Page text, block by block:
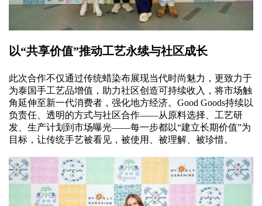
以“共享价值”推动工艺永续与社区成长
此次合作不仅通过传统蜡染布展现当代时尚魅力，更致力于
为泰国手工艺品增值，助力社区创造可持续收入，将市场触
角延伸至新一代消费者，强化地方经济。Good Goods持续以
负责任、透明的方式与社区合作——从原料选择、工艺研
发、生产计划到市场曝光——每一步都以“建立长期价值”为
目标，让传统手艺被看见，被使用、被理解、被珍惜。